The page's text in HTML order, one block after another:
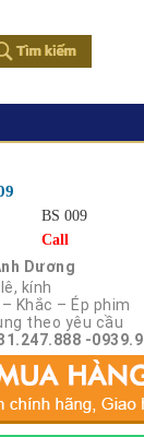
BS 009
Call
Dương
kính
Khắc – Ép phim
theo yêu cầu
-